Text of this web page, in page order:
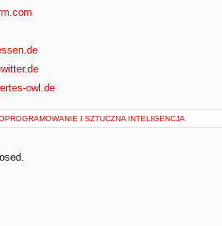
owl.de
I SZTUCZNA INTELIGENCJA